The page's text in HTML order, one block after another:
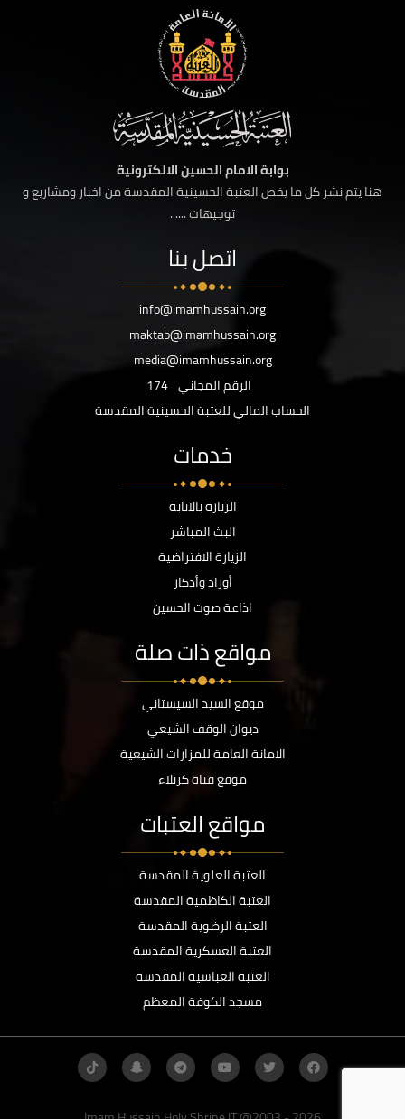
بوابة الامام الحسين الالكترونية
هنا يتم نشر كل ما يخص العتبة الحسينية المقدسة من اخبار ومشاريع و
توجيهات ......
اتصل بنا
info@imamhussain.org
maktab@imamhussain.org
media@imamhussain.org
الرقم المجاني 174
الحساب المالي للعتبة الحسينية المقدسة
خدمات
الزيارة بالانابة
البث المباشر
الزيارة الافتراضية
أوراد وأذكار
اذاعة صوت الحسين
مواقع ذات صلة
موقع السيد السيستاني
ديوان الوقف الشيعي
الامانة العامة للمزارات الشيعية
موقع قناة كربلاء
مواقع العتبات
العتبة العلوية المقدسة
العتبة الكاظمية المقدسة
العتبة الرضوية المقدسة
العتبة العسكرية المقدسة
العتبة العباسية المقدسة
مسجد الكوفة المعظم